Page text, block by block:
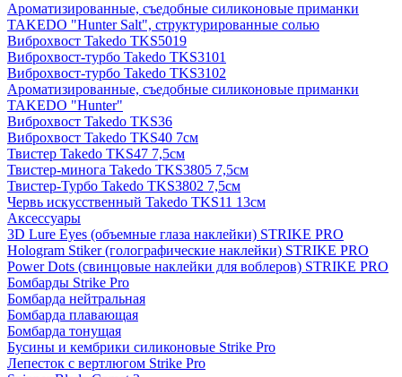
Ароматизированные, съедобные силиконовые приманки
TAKEDO "Hunter Salt", структурированные солью
Виброхвост Takedo TKS5019
Виброхвост-турбо Takedo TKS3101
Виброхвост-турбо Takedo TKS3102
Ароматизированные, съедобные силиконовые приманки
TAKEDO "Hunter"
Виброхвост Takedo TKS36
Виброхвост Takedo TKS40 7см
Твистер Takedo TKS47 7,5см
Твистер-минога Takedo TKS3805 7,5см
Твистер-Турбо Takedo TKS3802 7,5см
Червь искусственный Takedo TKS11 13см
Аксессуары
3D Lure Eyes (объемные глаза наклейки) STRIKE PRO
Hologram Stiker (голографические наклейки) STRIKE PRO
Power Dots (свинцовые наклейки для воблеров) STRIKE PRO
Бомбарды Strike Pro
Бомбарда нейтральная
Бомбарда плавающая
Бомбарда тонущая
Бусины и кембрики силиконовые Strike Pro
Лепесток с вертлюгом Strike Pro